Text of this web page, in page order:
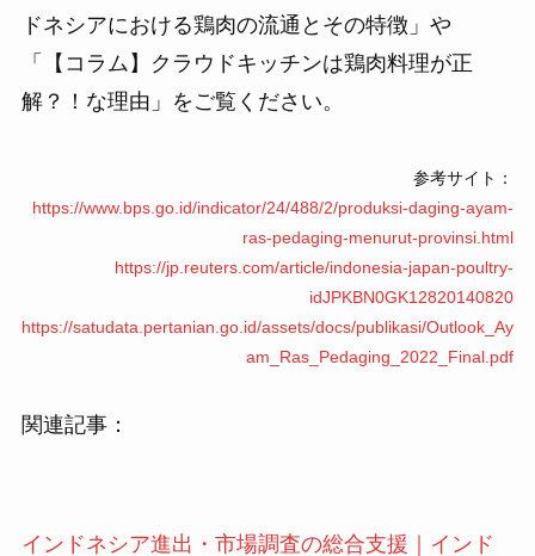
ドネシアにおける鶏肉の流通とその特徴」や
「【コラム】クラウドキッチンは鶏肉料理が正
解？！な理由」をご覧ください。
参考サイト：
https://www.bps.go.id/indicator/24/488/2/produksi-daging-ayam-
ras-pedaging-menurut-provinsi.html
https://jp.reuters.com/article/indonesia-japan-poultry-
idJPKBN0GK12820140820
https://satudata.pertanian.go.id/assets/docs/publikasi/Outlook_Ay
am_Ras_Pedaging_2022_Final.pdf
関連記事：
インドネシア進出・市場調査の総合支援｜インド